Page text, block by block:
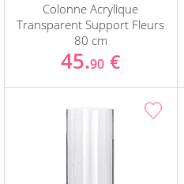
Colonne Acrylique
Transparent Support Fleurs
80 cm
45.90 €